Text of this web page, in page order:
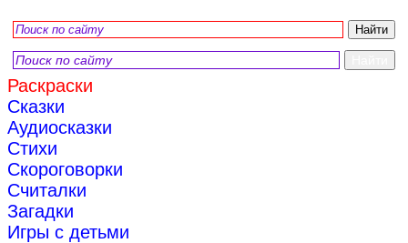
Раскраски
Сказки
Аудиосказки
Стихи
Скороговорки
Считалки
Загадки
Игры с детьми